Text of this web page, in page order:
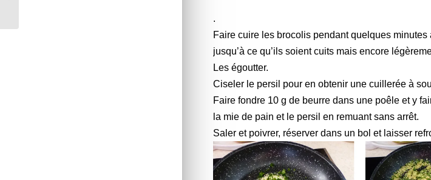
.
Faire cuire les brocolis pendant quelques
jusqu’à ce qu’ils soient cuits mais encore
Les égoutter.
Ciseler le persil pour en obtenir une cuillerée à
Faire fondre 10 g de beurre dans une poêle et y
la mie de pain et le persil en remuant sans arrêt.
Saler et poivrer, réserver dans un bol et laisser